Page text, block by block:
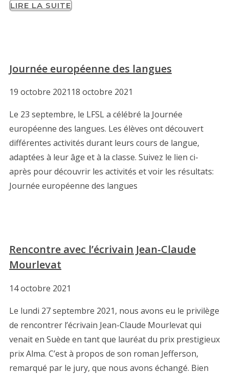
LIRE LA SUITE
Journée européenne des langues
19 octobre 2021 18 octobre 2021
Le 23 septembre, le LFSL a célébré la Journée
européenne des langues. Les élèves ont découvert
différentes activités durant leurs cours de langue,
adaptées à leur âge et à la classe. Suivez le lien ci-
après pour découvrir les activités et voir les résultats:
Journée européenne des langues
Rencontre avec l’écrivain Jean-Claude
Mourlevat
14 octobre 2021
Le lundi 27 septembre 2021, nous avons eu le privilège
de rencontrer l’écrivain Jean-Claude Mourlevat qui
venait en Suède en tant que lauréat du prix prestigieux
prix Alma. C’est à propos de son roman Jefferson,
remarqué par le jury, que nous avons échangé. Bien